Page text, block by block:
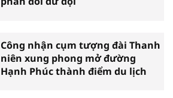
Công nhận cụm tượng đài Thanh
niên xung phong mở đường
Hạnh Phúc thành điểm du lịch